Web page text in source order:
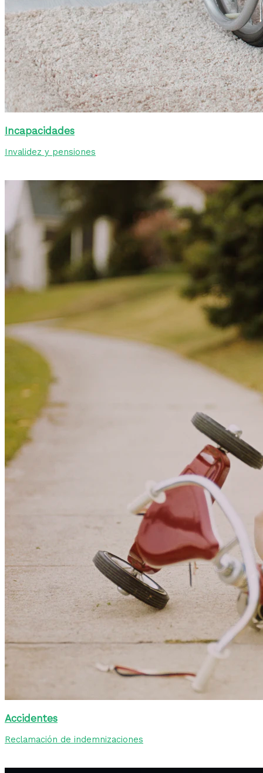
Incapacidades
Invalidez y pensiones
Accidentes
Reclamación de indemnizaciones